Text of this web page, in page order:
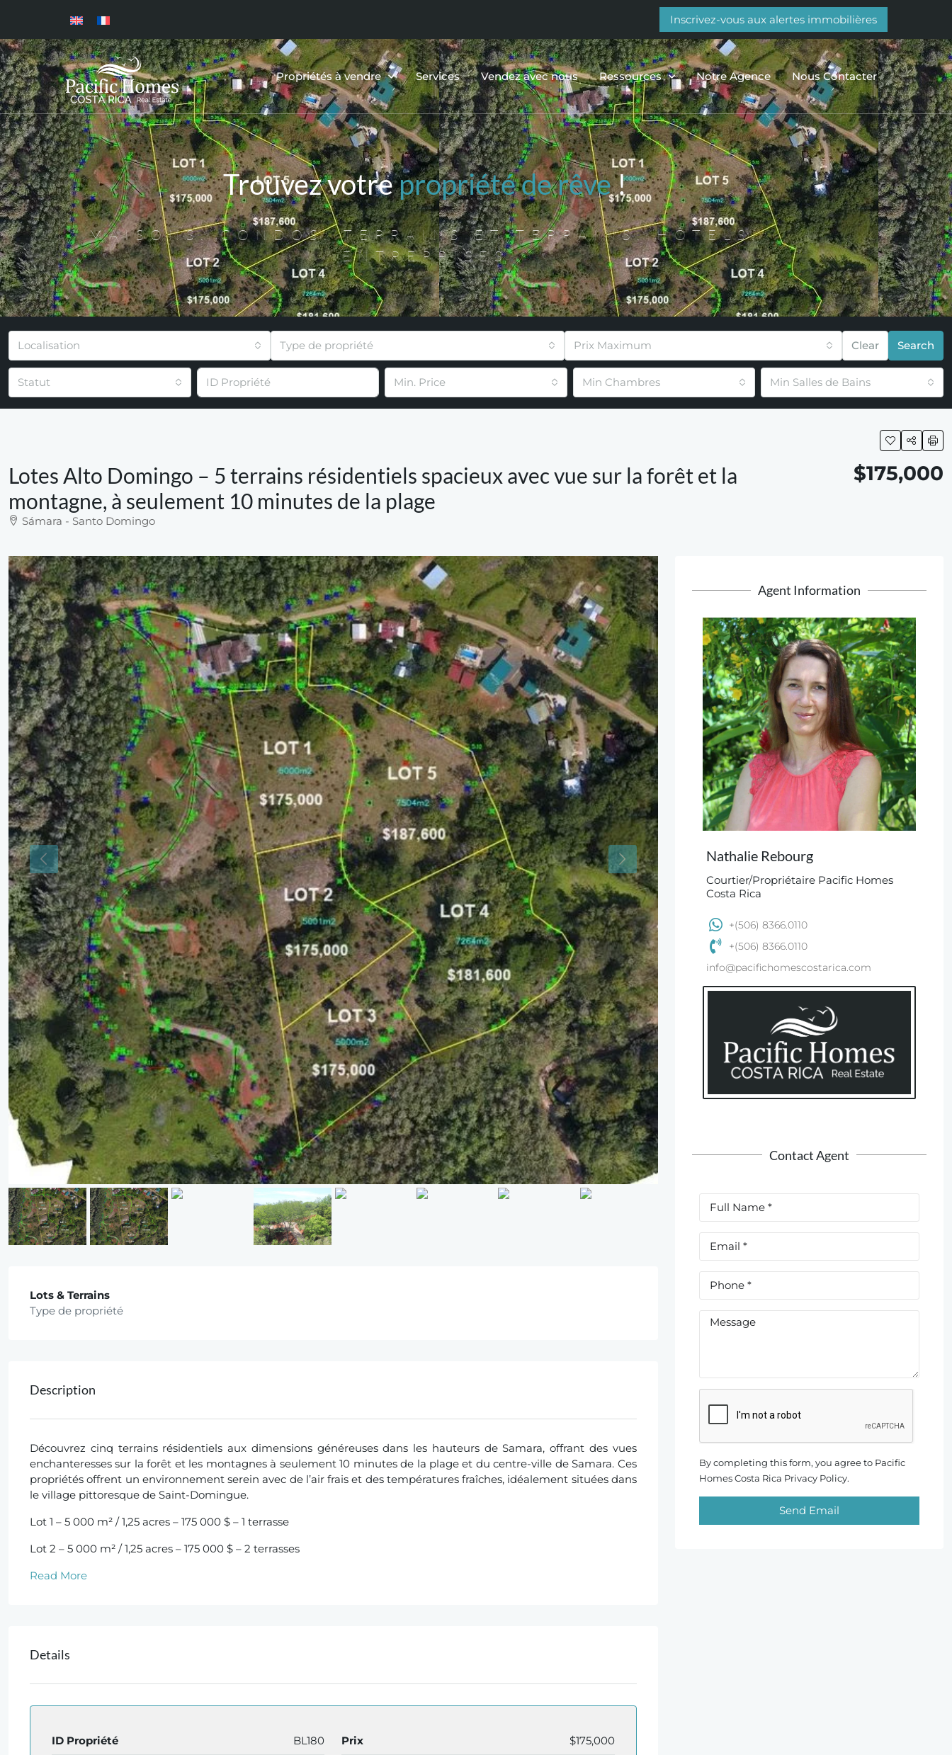
Inscrivez-vous aux alertes immobilières
Propriétés à vendre Services Vendez avec nous Ressources Notre Agence Nous Contacter
Trouvez votrepropriété de rêve!
MAISONS, CONDOS, TERRAINS ET TERRAINS, HÔTELS,
ENTREPRISES
Localisation Type de propriété Prix Maximum Clear Search
Statut Min. Price Min Chambres Min Salles de Bains
Lotes Alto Domingo – 5 terrains résidentiels spacieux avec vue sur la forêt et la
montagne, à seulement 10 minutes de la plage
Sámara - Santo Domingo
$175,000
Lots & Terrains
Type de propriété
Description
Découvrez cinq terrains résidentiels aux dimensions généreuses dans les hauteurs de Samara, offrant des vues
enchanteresses sur la forêt et les montagnes à seulement 10 minutes de la plage et du centre-ville de Samara. Ces
propriétés offrent un environnement serein avec de l’air frais et des températures fraîches, idéalement situées dans
le village pittoresque de Saint-Domingue.
Lot 1 – 5 000 m² / 1,25 acres – 175 000 $ – 1 terrasse
Lot 2 – 5 000 m² / 1,25 acres – 175 000 $ – 2 terrasses
Read More
Details
ID Propriété BL180 Prix $175,000
Agent Information
Nathalie Rebourg
Courtier/Propriétaire Pacific Homes
Costa Rica
+(506) 8366.0110
+(506) 8366.0110
info@pacifichomescostarica.com
Contact Agent
By completing this form, you agree to Pacific
Homes Costa Rica Privacy Policy.
Send Email